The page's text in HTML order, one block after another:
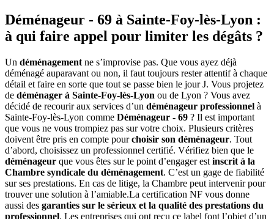
Déménageur - 69 à Sainte-Foy-lès-Lyon :
à qui faire appel pour limiter les dégâts ?
Un déménagement ne s’improvise pas. Que vous ayez déjà
déménagé auparavant ou non, il faut toujours rester attentif à chaque
détail et faire en sorte que tout se passe bien le jour J. Vous projetez
de déménager à Sainte-Foy-lès-Lyon ou de Lyon ? Vous avez
décidé de recourir aux services d’un déménageur professionnel à
Sainte-Foy-lès-Lyon comme Déménageur - 69 ? Il est important
que vous ne vous trompiez pas sur votre choix. Plusieurs critères
doivent être pris en compte pourchoisir son déménageur. Tout
d’abord, choisissez un professionnel certifié. Vérifiez bien que le
déménageur que vous êtes sur le point d’engager est inscrit à la
Chambre syndicale du déménagement. C’est un gage de fiabilité
sur ses prestations. En cas de litige, la Chambre peut intervenir pour
trouver une solution à l’amiable.La certification NF vous donne
aussi des garanties sur le sérieux et la qualité des prestations du
professionnel. Les entreprises qui ont reçu ce label font l’objet d’un